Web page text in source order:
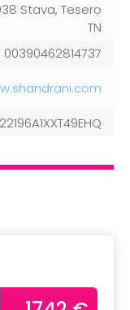
Stava, Tesero
TN
00390462814737